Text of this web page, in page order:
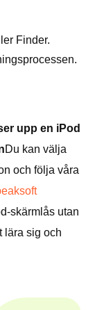
Finder.
upp en iPod
Du kan välja
och följa våra
skärmlås utan
lära sig och